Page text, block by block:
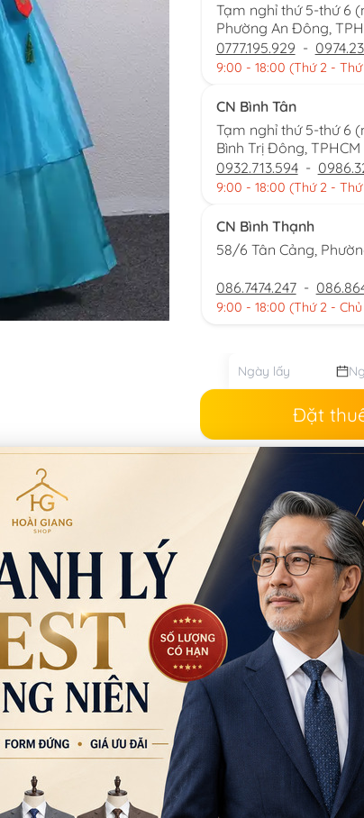
HANBOK HÀN QUỐC
CẶP HBK050
Bán: 5.900.000/Combo
CB96
Tạm nghỉ thứ 5-thứ 6
Phường An Đông,
0777.195.929 -
9:00 - 18:00 (Thứ 2 - Thứ
CN Bình Tân
Tạm nghỉ thứ 5-thứ 6
Bình Trị Đông, TPHCM
0932.713.594 -
9:00 - 18:00 (Thứ 2 - Thứ
CN Bình Thạnh
58/6 Tân Cảng,
086.7474.247 -
9:00 - 18:00 (Thứ 2 -
Đặt